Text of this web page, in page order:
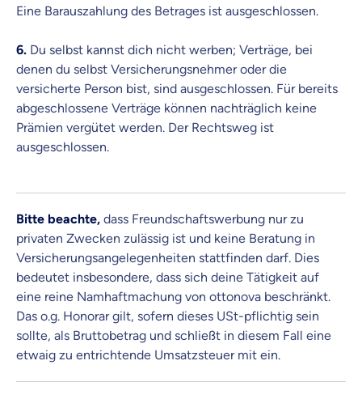
Eine Barauszahlung des Betrages ist ausgeschlossen.
6. Du selbst kannst dich nicht werben; Verträge, bei
denen du selbst Versicherungsnehmer oder die
versicherte Person bist, sind ausgeschlossen. Für bereits
abgeschlossene Verträge können nachträglich keine
Prämien vergütet werden. Der Rechtsweg ist
ausgeschlossen.
Bitte beachte, dass Freundschaftswerbung nur zu
privaten Zwecken zulässig ist und keine Beratung in
Versicherungsangelegenheiten stattfinden darf. Dies
bedeutet insbesondere, dass sich deine Tätigkeit auf
eine reine Namhaftmachung von ottonova beschränkt.
Das o.g. Honorar gilt, sofern dieses USt-pflichtig sein
sollte, als Bruttobetrag und schließt in diesem Fall eine
etwaig zu entrichtende Umsatzsteuer mit ein.